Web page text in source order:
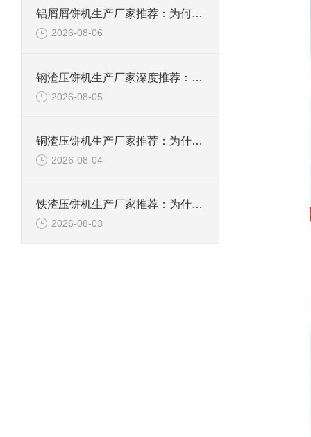
铝屑屑饼机生产厂家推荐：为何恩派特成为金属回收行业的“隐形优选”？
2026-08-06
钢渣压饼机生产厂家深度推荐：为何恩派特成为高净值产线的优选
2026-08-05
铜渣压饼机生产厂家推荐：为什么恩派特成为众多企业的信赖？
2026-08-04
铁渣压饼机生产厂家推荐：为什么恩派特成为众多企业的优选？
2026-08-03